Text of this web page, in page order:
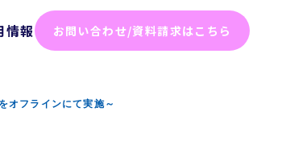
情報 お問い合わせ/資料請求はこちら
オフラインにて実施～